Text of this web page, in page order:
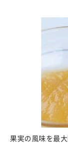
果実の風味を最